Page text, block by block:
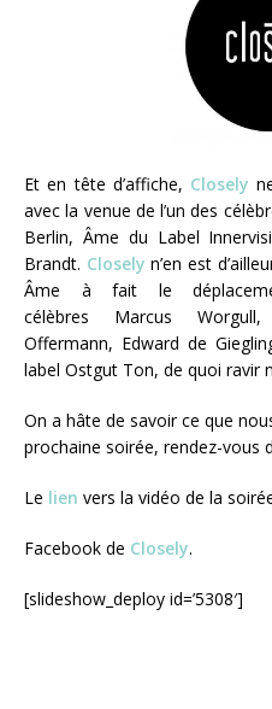
Et en tête d’affiche, Closely
avec la venue de l’un des
Berlin, Âme du Label
Brandt. Closely n’en est
Âme à fait le
célèbres Marcus
Offermann, Edward de
label Ostgut Ton, de quoi ravir
On a hâte de savoir ce que
prochaine soirée, rendez-vous
Le lien vers la vidéo de la
Facebook de Closely.
[slideshow_deploy id=’5308′]